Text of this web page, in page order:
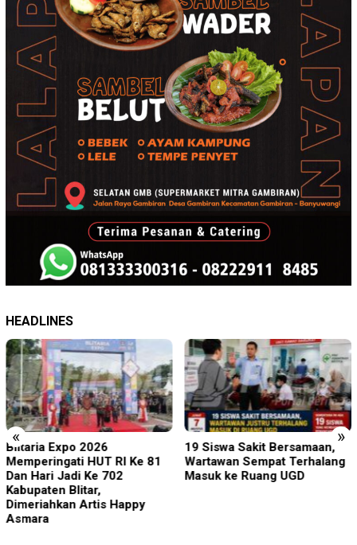
HEADLINES
« »
Blitaria Expo 2026
Memperingati HUT RI Ke 81
Dan Hari Jadi Ke 702
Kabupaten Blitar,
Dimeriahkan Artis Happy
Asmara
19 Siswa Sakit Bersamaan,
Wartawan Sempat Terhalang
Masuk ke Ruang UGD